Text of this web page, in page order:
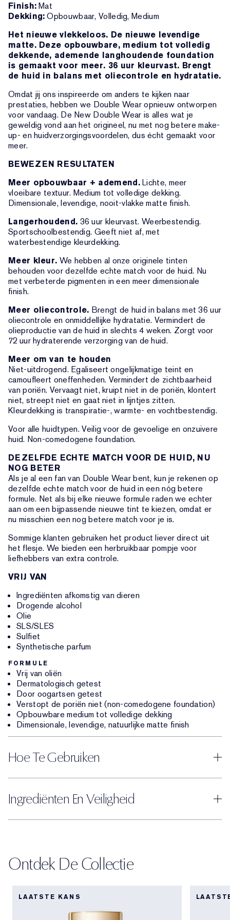
Finish:Mat
Dekking: Opbouwbaar, Volledig, Medium
Het nieuwe vlekkeloos. De nieuwe levendige
matte. Deze opbouwbare, medium tot volledig
dekkende, ademende langhoudende foundation
is gemaakt voor meer. 36 uur kleurvast. Brengt
de huid in balans met oliecontrole en hydratatie.
Omdat jij ons inspireerde om anders te kijken naar
prestaties, hebben we Double Wear opnieuw ontworpen
voor vandaag. De New Double Wear is alles wat je
geweldig vond aan het origineel, nu met nog betere make-
up- en huidverzorgingsvoordelen, dus écht gemaakt voor
meer.
BEWEZEN RESULTATEN
Meer opbouwbaar + ademend.Lichte, meer
vloeibare textuur. Medium tot volledige dekking.
Dimensionale, levendige, nooit-vlakke matte finish.
Langerhoudend. 36 uur kleurvast. Weerbestendig.
Sportschoolbestendig. Geeft niet af, met
waterbestendige kleurdekking.
Meer kleur. We hebben al onze originele tinten
behouden voor dezelfde echte match voor de huid. Nu
met verbeterde pigmenten in een meer dimensionale
finish.
Meer oliecontrole. Brengt de huid in balans met 36 uur
oliecontrole en onmiddellijke hydratatie. Vermindert de
olieproductie van de huid in slechts 4 weken. Zorgt voor
72 uur hydraterende verzorging van de huid.
Meer om van te houden
Niet-uitdrogend. Egaliseert ongelijkmatige teint en
camoufleert oneffenheden. Vermindert de zichtbaarheid
van poriën. Vervaagt niet, kruipt niet in de poriën, klontert
niet, streept niet en gaat niet in lijntjes zitten.
Kleurdekking is transpiratie-, warmte- en vochtbestendig.
Voor alle huidtypen. Veilig voor de gevoelige en onzuivere
huid. Non-comedogene foundation.
DEZELFDE ECHTE MATCH VOOR DE HUID, NU
NOG BETER
Als je al een fan van Double Wear bent, kun je rekenen op
dezelfde echte match voor de huid in een nóg betere
formule. Net als bij elke nieuwe formule raden we echter
aan om een bijpassende nieuwe tint te kiezen, omdat er
nu misschien een nog betere match voor je is.
Sommige klanten gebruiken het product liever direct uit
het flesje. We bieden een herbruikbaar pompje voor
liefhebbers van extra controle.
VRIJ VAN
Ingrediënten afkomstig van dieren
Drogende alcohol
Olie
SLS/SLES
Sulfiet
Synthetische parfum
FORMULE
Vrij van oliën
Dermatologisch getest
Door oogartsen getest
Verstopt de poriën niet (non-comedogene foundation)
Opbouwbare medium tot volledige dekking
Dimensionale, levendige, natuurlijke matte finish
Hoe Te Gebruiken
Ingrediënten En Veiligheid
Ontdek De Collectie
LAATSTE KANS